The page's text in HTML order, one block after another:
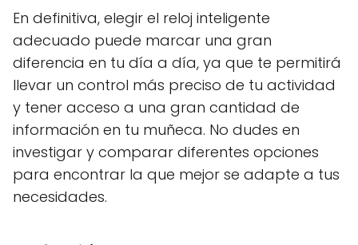
En definitiva, elegir el reloj inteligente
adecuado puede marcar una gran
diferencia en tu día a día, ya que te permitirá
llevar un control más preciso de tu actividad
y tener acceso a una gran cantidad de
información en tu muñeca. No dudes en
investigar y comparar diferentes opciones
para encontrar la que mejor se adapte a tus
necesidades.